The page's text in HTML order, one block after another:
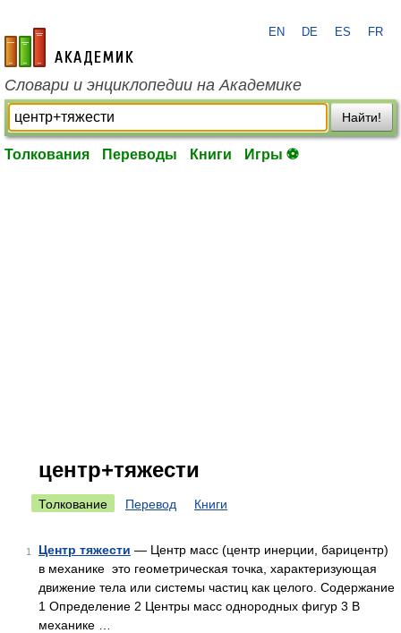
academic.ru
EN DE ES FR
Словари и энциклопедии на Академике
Найти!
Толкования Переводы Книги Игры ⚽
центр+тяжести
Толкование Перевод Книги
1 Центр тяжести — Центр масс (центр инерции, барицентр)
в механике это геометрическая точка, характеризующая
движение тела или системы частиц как целого. Содержание
1 Определение 2 Центры масс однородных фигур 3 В
механике …